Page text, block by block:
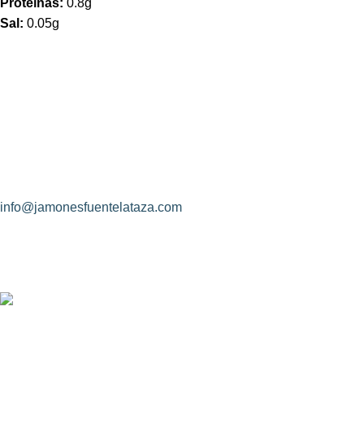
Proteínas: 0.8g
Sal: 0.05g
info@jamonesfuentelataza.com